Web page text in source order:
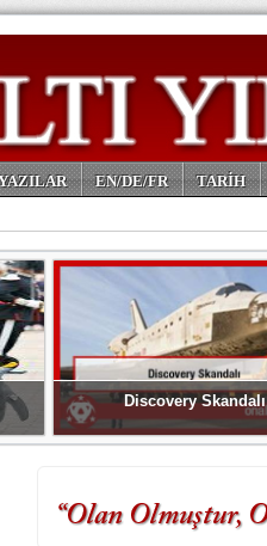
EN/DE/FR TARİH
Discovery Skandalı